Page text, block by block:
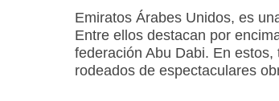
Emiratos Árabes Unidos, es
Entre ellos destacan por
federación Abu Dabi. En
rodeados de espectaculares